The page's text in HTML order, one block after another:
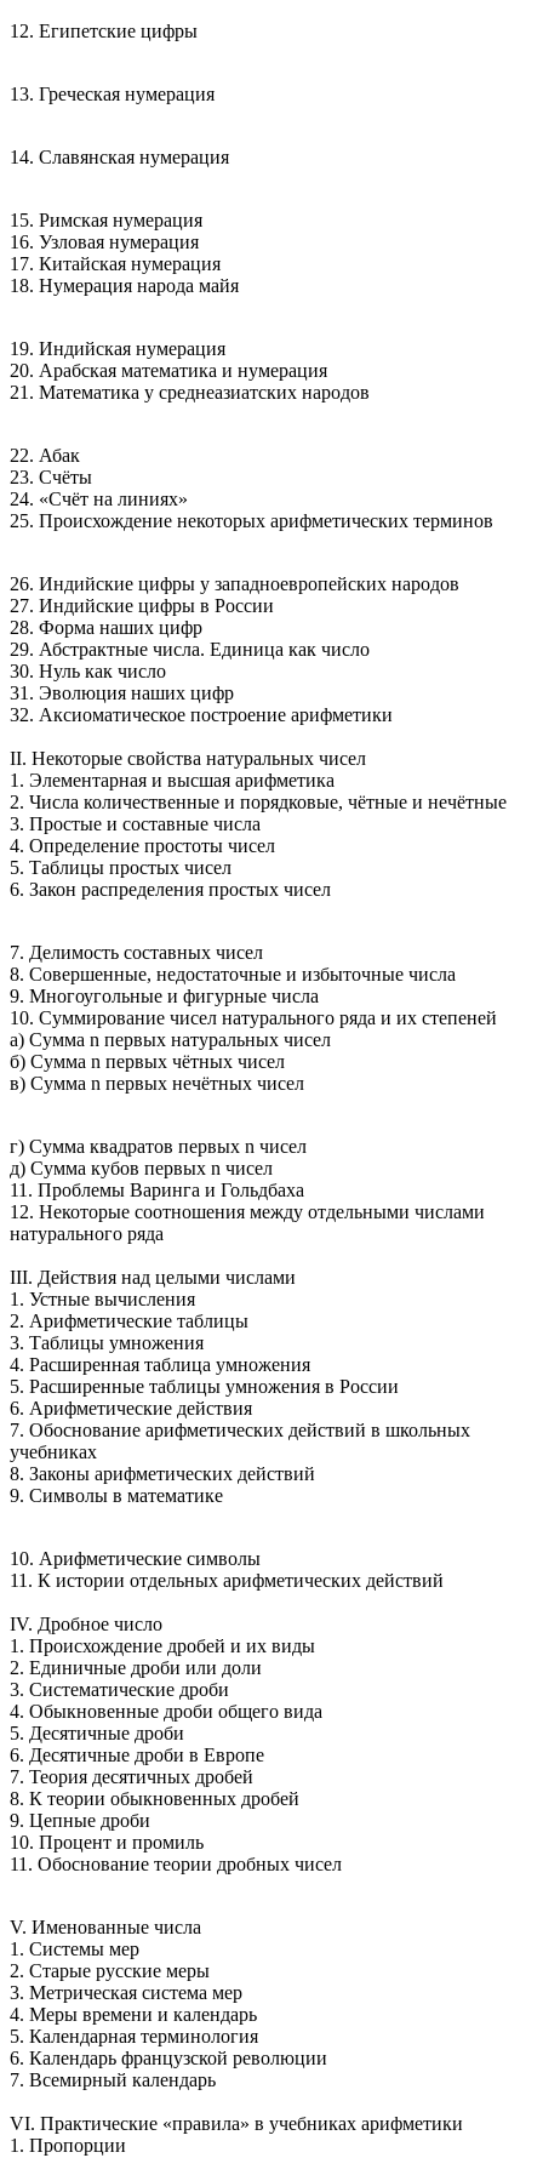
12. Египетские цифры
13. Греческая нумерация
14. Славянская нумерация
15. Римская нумерация
16. Узловая нумерация
17. Китайская нумерация
18. Нумерация народа майя
19. Индийская нумерация
20. Арабская математика и нумерация
21. Математика у среднеазиатских народов
22. Абак
23. Счёты
24. «Счёт на линиях»
25. Происхождение некоторых арифметических терминов
26. Индийские цифры у западноевропейских народов
27. Индийские цифры в России
28. Форма наших цифр
29. Абстрактные числа. Единица как число
30. Нуль как число
31. Эволюция наших цифр
32. Аксиоматическое построение арифметики
II. Некоторые свойства натуральных чисел
1. Элементарная и высшая арифметика
2. Числа количественные и порядковые, чётные и нечётные
3. Простые и составные числа
4. Определение простоты чисел
5. Таблицы простых чисел
6. Закон распределения простых чисел
7. Делимость составных чисел
8. Совершенные, недостаточные и избыточные числа
9. Многоугольные и фигурные числа
10. Суммирование чисел натурального ряда и их степеней
а) Сумма n первых натуральных чисел
б) Сумма n первых чётных чисел
в) Сумма n первых нечётных чисел
г) Сумма квадратов первых n чисел
д) Сумма кубов первых n чисел
11. Проблемы Варинга и Гольдбаха
12. Некоторые соотношения между отдельными числами
натурального ряда
III. Действия над целыми числами
1. Устные вычисления
2. Арифметические таблицы
3. Таблицы умножения
4. Расширенная таблица умножения
5. Расширенные таблицы умножения в России
6. Арифметические действия
7. Обоснование арифметических действий в школьных
учебниках
8. Законы арифметических действий
9. Символы в математике
10. Арифметические символы
11. К истории отдельных арифметических действий
IV. Дробное число
1. Происхождение дробей и их виды
2. Единичные дроби или доли
3. Систематические дроби
4. Обыкновенные дроби общего вида
5. Десятичные дроби
6. Десятичные дроби в Европе
7. Теория десятичных дробей
8. К теории обыкновенных дробей
9. Цепные дроби
10. Процент и промиль
11. Обоснование теории дробных чисел
V. Именованные числа
1. Системы мер
2. Старые русские меры
3. Метрическая система мер
4. Меры времени и календарь
5. Календарная терминология
6. Календарь французской революции
7. Всемирный календарь
VI. Практические «правила» в учебниках арифметики
1. Пропорции